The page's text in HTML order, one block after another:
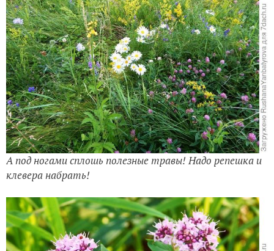
А под ногами сплошь полезные травы! Надо репешка и
клевера набрать!